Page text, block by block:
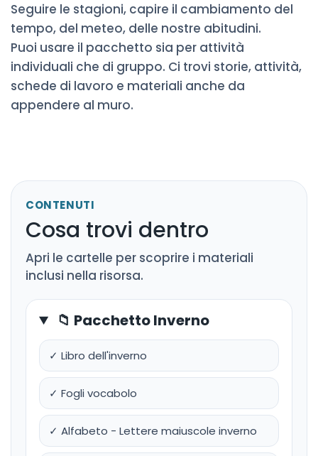
Seguire le stagioni, capire il cambiamento del
tempo, del meteo, delle nostre abitudini.
Puoi usare il pacchetto sia per attività
individuali che di gruppo. Ci trovi storie, attività,
schede di lavoro e materiali anche da
appendere al muro.
CONTENUTI
Cosa trovi dentro
Apri le cartelle per scoprire i materiali
inclusi nella risorsa.
📁 Pacchetto Inverno
✓ Libro dell'inverno
✓ Fogli vocabolo
✓ Alfabeto - Lettere maiuscole inverno